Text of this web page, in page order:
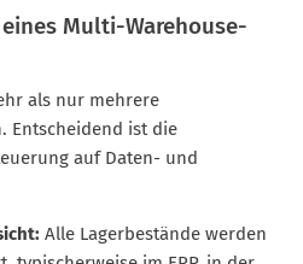
Multi-Warehouse-
als nur mehrere
Entscheidend ist die
auf Daten- und
Alle Lagerbestände werden